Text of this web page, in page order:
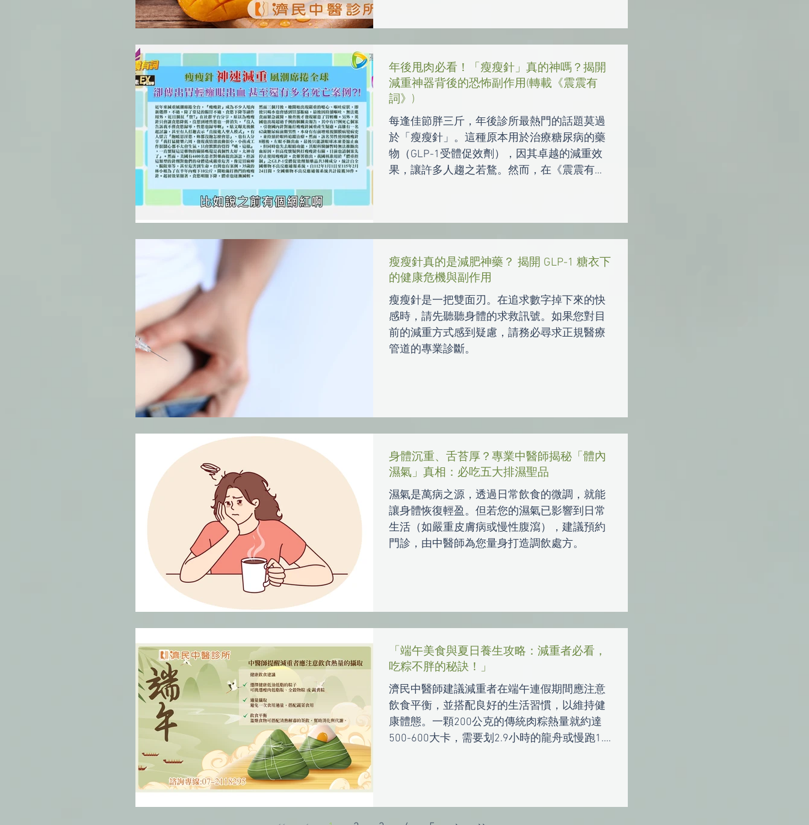
年後甩肉必看！「瘦瘦針」真的神嗎？揭開
減重神器背後的恐怖副作用(轉載《震震有
詞》)
每逢佳節胖三斤，年後診所最熱門的話題莫過
於「瘦瘦針」。這種原本用於治療糖尿病的藥
物（GLP-1受體促效劑），因其卓越的減重效
果，讓許多人趨之若鶩。然而，在《震震有
瘦瘦針真的是減肥神藥？ 揭開 GLP-1 糖衣下
的健康危機與副作用
瘦瘦針是一把雙面刃。在追求數字掉下來的快
感時，請先聽聽身體的求救訊號。如果您對目
前的減重方式感到疑慮，請務必尋求正規醫療
管道的專業診斷。
身體沉重、舌苔厚？專業中醫師揭秘「體內
濕氣」真相：必吃五大排濕聖品
濕氣是萬病之源，透過日常飲食的微調，就能
讓身體恢復輕盈。但若您的濕氣已影響到日常
生活（如嚴重皮膚病或慢性腹瀉），建議預約
門診，由中醫師為您量身打造調飲處方。
「端午美食與夏日養生攻略：減重者必看，
吃粽不胖的秘訣！」
濟民中醫師建議減重者在端午連假期間應注意
飲食平衡，並搭配良好的生活習慣，以維持健
康體態。一顆200公克的傳統肉粽熱量就約達
500-600大卡，需要划2.9小時的龍舟或慢跑1.2